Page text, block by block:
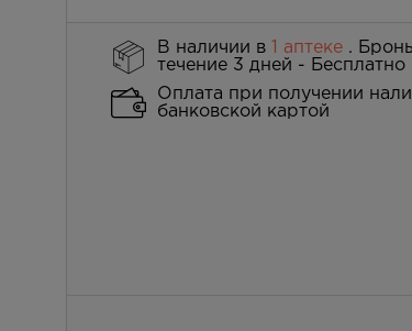
В наличии в 1 аптеке .
течение 3 дней - Бесплатно
Оплата при получении
банковской картой